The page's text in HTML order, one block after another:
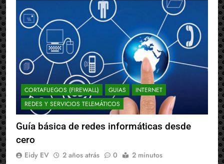
CORTAFUEGOS (FIREWALL) GUIAS
INTERNET
REDES Y SERVICIOS TELEMÁTICOS
Guía básica de redes informáticas desde
cero
Eidy EV 2 años atrás 0 2 minutos